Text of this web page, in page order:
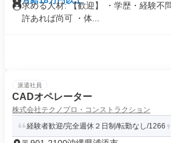
求める人材: 【歓迎】 ・学歴・経験不
許あれば尚可 ・体...
派遣社員
CADオペレーター
株式会社テクノプロ・コンストラクション
経験者歓迎/完全週休２日制/転勤なし/1266